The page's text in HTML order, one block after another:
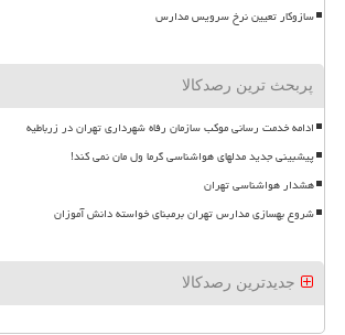
سازوکار تعیین نرخ سرویس مدارس
پربحث ترین رصدکالا
ادامه خدمت رسانی موکب سازمان رفاه شهرداری تهران در زرباطیه
پیشبینی جدید مدلهای هواشناسی گرما ول مان نمی کند!
هشدار هواشناسی تهران
شروع بهسازی مدارس تهران برمبنای خواسته دانش آموزان
جدیدترین رصدکالا